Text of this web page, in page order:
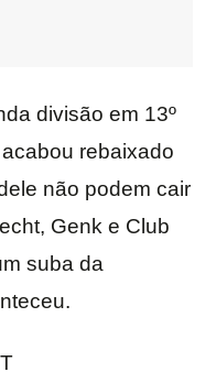
divisão em 13º
rebaixado
não podem cair
Genk e Club
suba da